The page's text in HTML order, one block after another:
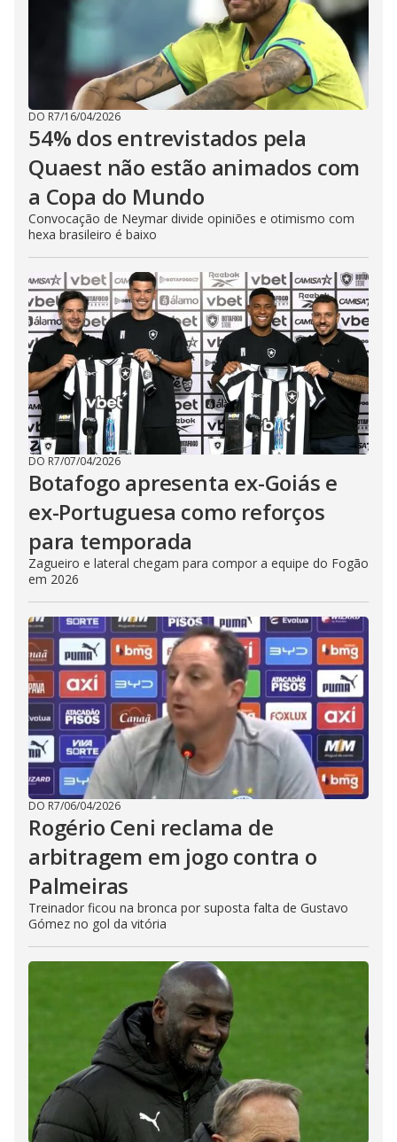
DO R7/16/04/2026
54% dos entrevistados pela
Quaest não estão animados com
a Copa do Mundo
Convocação de Neymar divide opiniões e otimismo com
hexa brasileiro é baixo
DO R7/07/04/2026
Botafogo apresenta ex-Goiás e
ex-Portuguesa como reforços
para temporada
Zagueiro e lateral chegam para compor a equipe do Fogão
em 2026
DO R7/06/04/2026
Rogério Ceni reclama de
arbitragem em jogo contra o
Palmeiras
Treinador ficou na bronca por suposta falta de Gustavo
Gómez no gol da vitória